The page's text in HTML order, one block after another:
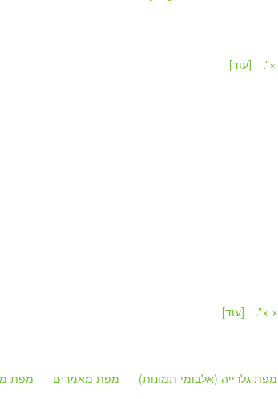
[עוד]
[עוד]
מפת גלרייה (אלבומי תמונות) מפת מאמרים מפת